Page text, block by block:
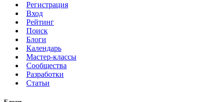
Регистрация
Вход
Рейтинг
Поиск
Блоги
Календарь
Мастер-классы
Сообщества
Разработки
Статьи